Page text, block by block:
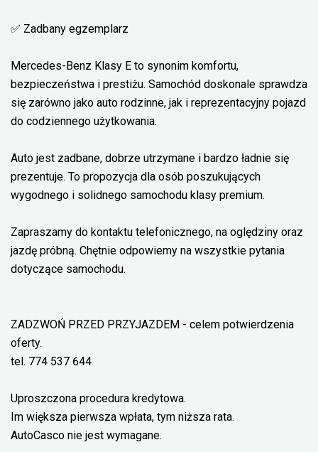
✅ Zadbany egzemplarz
Mercedes-Benz Klasy E to synonim komfortu,
bezpieczeństwa i prestiżu. Samochód doskonale sprawdza
się zarówno jako auto rodzinne, jak i reprezentacyjny pojazd
do codziennego użytkowania.
Auto jest zadbane, dobrze utrzymane i bardzo ładnie się
prezentuje. To propozycja dla osób poszukujących
wygodnego i solidnego samochodu klasy premium.
Zapraszamy do kontaktu telefonicznego, na oględziny oraz
jazdę próbną. Chętnie odpowiemy na wszystkie pytania
dotyczące samochodu.
ZADZWOŃ PRZED PRZYJAZDEM - celem potwierdzenia
oferty.
tel. 774 537 644
Uproszczona procedura kredytowa.
Im większa pierwsza wpłata, tym niższa rata.
AutoCasco nie jest wymagane.